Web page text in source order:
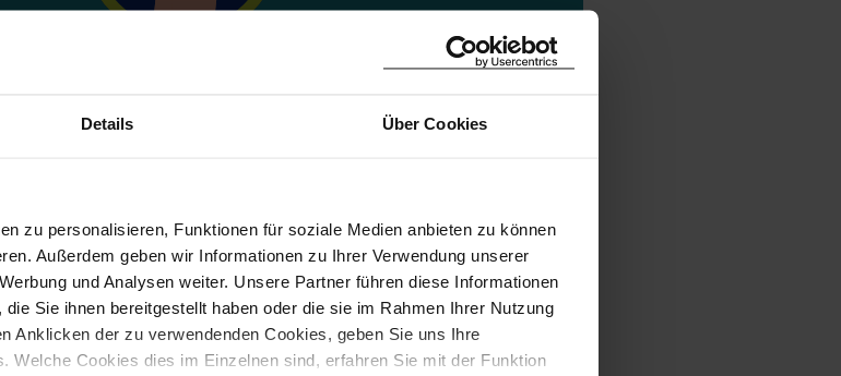
Details Über Cookies
zu personalisieren, Funktionen für soziale Medien anbieten zu können
Außerdem geben wir Informationen zu Ihrer Verwendung unserer
und Analysen weiter. Unsere Partner führen diese Informationen
Sie ihnen bereitgestellt haben oder die sie im Rahmen Ihrer Nutzung
Anklicken der zu verwendenden Cookies, geben Sie uns Ihre
Welche Cookies dies im Einzelnen sind, erfahren Sie mit der Funktion